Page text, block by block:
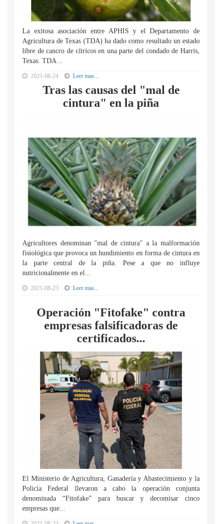
La exitosa asociación entre APHIS y el Departamento de
Agricultura de Texas (TDA) ha dado como resultado un estado
libre de cancro de cítricos en una parte del condado de Harris,
Texas. TDA...
2021-08-24 Leer mas...
Tras las causas del "mal de
cintura" en la piña
Agricultores denominan "mal de cintura" a la malformación
fisiológica que provoca un hundimiento en forma de cintura en
la parte central de la piña. Pese a que no influye
nutricionalmente en el...
2021-08-23 Leer mas...
Operación "Fitofake" contra
empresas falsificadoras de
certificados...
El Ministerio de Agricultura, Ganadería y Abastecimiento y la
Policía Federal llevaron a cabo la operación conjunta
denominada “Fitofake” para buscar y decomisar cinco
empresas que...